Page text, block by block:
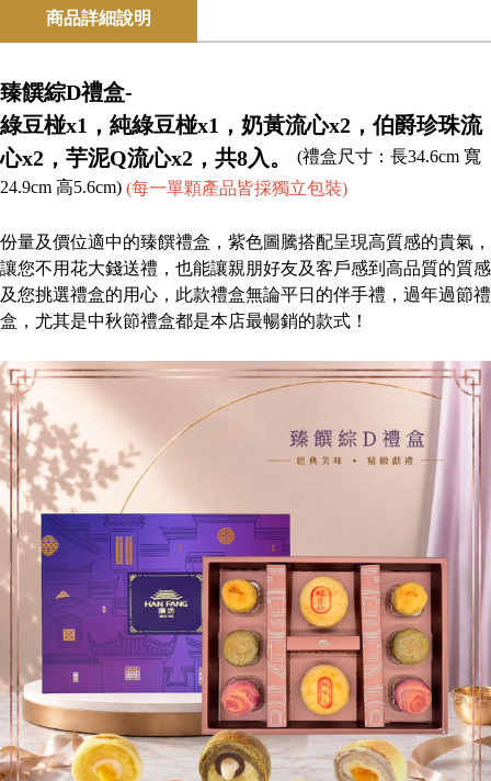
商品詳細說明
臻饌綜D禮盒-
綠豆椪x1，純綠豆椪x1，奶黃流心x2，伯爵珍珠流
心x2，芋泥Q流心x2，共8入。
(禮盒尺寸：長34.6cm 寬
24.9cm 高5.6cm) (每一單顆產品皆採獨立包裝)
份量及價位適中的臻饌禮盒，紫色圖騰搭配呈現高質感的貴氣，
讓您不用花大錢送禮，也能讓親朋好友及客戶感到高品質的質感
及您挑選禮盒的用心，此款禮盒無論平日的伴手禮，過年過節禮
盒，尤其是中秋節禮盒都是本店最暢銷的款式！